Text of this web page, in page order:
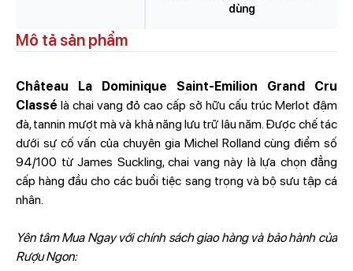
dùng
Mô tả sản phẩm
Château La Dominique Saint-Emilion Grand Cru
Classé là chai vang đỏ cao cấp sở hữu cấu trúc Merlot đậm
đà, tannin mượt mà và khả năng lưu trữ lâu năm. Được chế tác
dưới sự cố vấn của chuyên gia Michel Rolland cùng điểm số
94/100 từ James Suckling, chai vang này là lựa chọn đẳng
cấp hàng đầu cho các buổi tiệc sang trọng và bộ sưu tập cá
nhân.
Yên tâm Mua Ngay với chính sách giao hàng và bảo hành của
Rượu Ngon: